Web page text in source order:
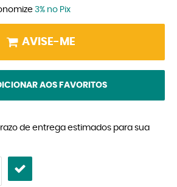
3% no Pix
AVISE-ME
AOS FAVORITOS
de entrega estimados para sua